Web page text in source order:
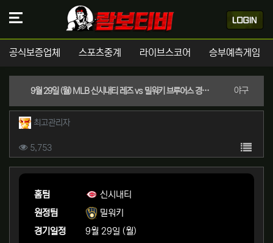
공식보증업체 스포츠중계 라이브스코어 승부예측게임
9월 29일 (월) MLB 신시내티 레즈 vs 밀워키 브루어스 경기분석 | 실시간 스포츠중계 야구분류
작성자 정보
최고관리자작성
컨텐츠 정보
5,753조회 목록
본문
홈팀
신시내티
원정팀
밀워키
경기일정
9월 29일 (월)